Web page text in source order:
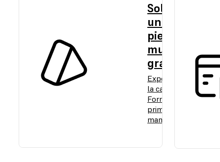
Solicita
una
pieza de
muestra
gratuita
Experimenta
la calidad de
Formlabs de
primera
mano.